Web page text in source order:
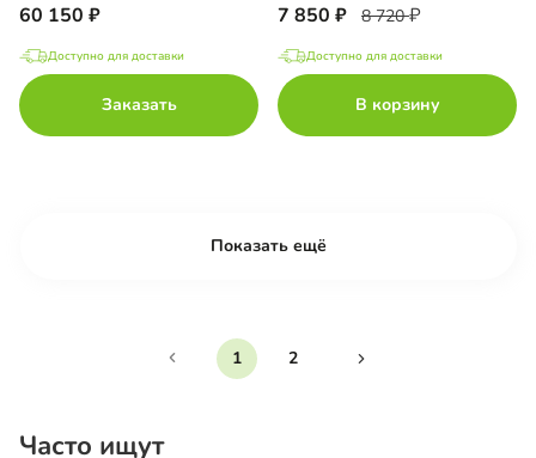
60 150
Доступно для доставки
Заказать
7 850 8 720
Доступно для доставки
В корзину
Показать ещё
1 2
Часто ищут